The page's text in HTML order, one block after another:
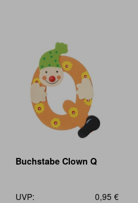
Buchstabe Clown Q
UVP: 0,95 €